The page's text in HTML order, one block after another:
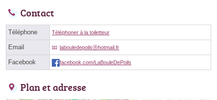
Contact
Téléphone Téléphoner à la toiletteur
Email labouledepoilsⓐhotmail.fr
Facebook facebook.com/LaBouleDePoils
Plan et adresse